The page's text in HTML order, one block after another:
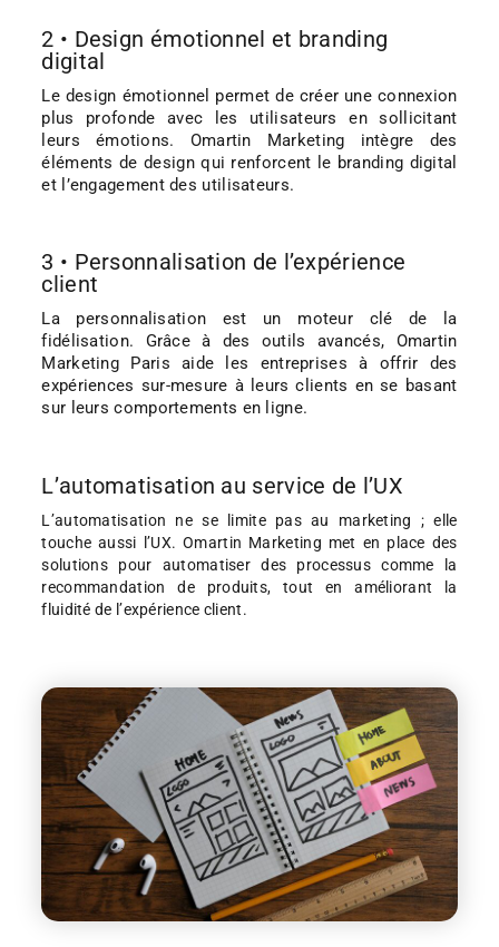
2 • Design émotionnel et branding
digital
Le design émotionnel permet de créer une connexion
plus profonde avec les utilisateurs en sollicitant
leurs émotions. Omartin Marketing intègre des
éléments de design qui renforcent le branding digital
et l’engagement des utilisateurs.
3 • Personnalisation de l’expérience
client
La personnalisation est un moteur clé de la
fidélisation. Grâce à des outils avancés, Omartin
Marketing Paris aide les entreprises à offrir des
expériences sur-mesure à leurs clients en se basant
sur leurs comportements en ligne.
L’automatisation au service de l’UX
L’automatisation ne se limite pas au marketing ; elle
touche aussi l’UX. Omartin Marketing met en place des
solutions pour automatiser des processus comme la
recommandation de produits, tout en améliorant la
fluidité de l’expérience client.